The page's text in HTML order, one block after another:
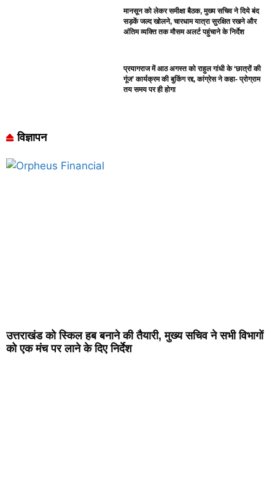
मानसून को लेकर समीक्षा बैठक, मुख्य सचिव ने दिये बंद
सड़कें जल्द खोलने, चारधाम यात्रा सुरक्षित रखने और
अंतिम व्यक्ति तक मौसम अलर्ट पहुंचाने के निर्देश
प्रयागराज में आठ अगस्त को राहुल गांधी के ‘छात्रों की
गूंज’ कार्यक्रम की बुकिंग रद्द, कांग्रेस ने कहा- प्रोग्राम
तय समय पर ही होगा
विज्ञापन
उत्तराखंड को स्किल हब बनाने की तैयारी, मुख्य सचिव ने सभी विभागों
को एक मंच पर लाने के दिए निर्देश